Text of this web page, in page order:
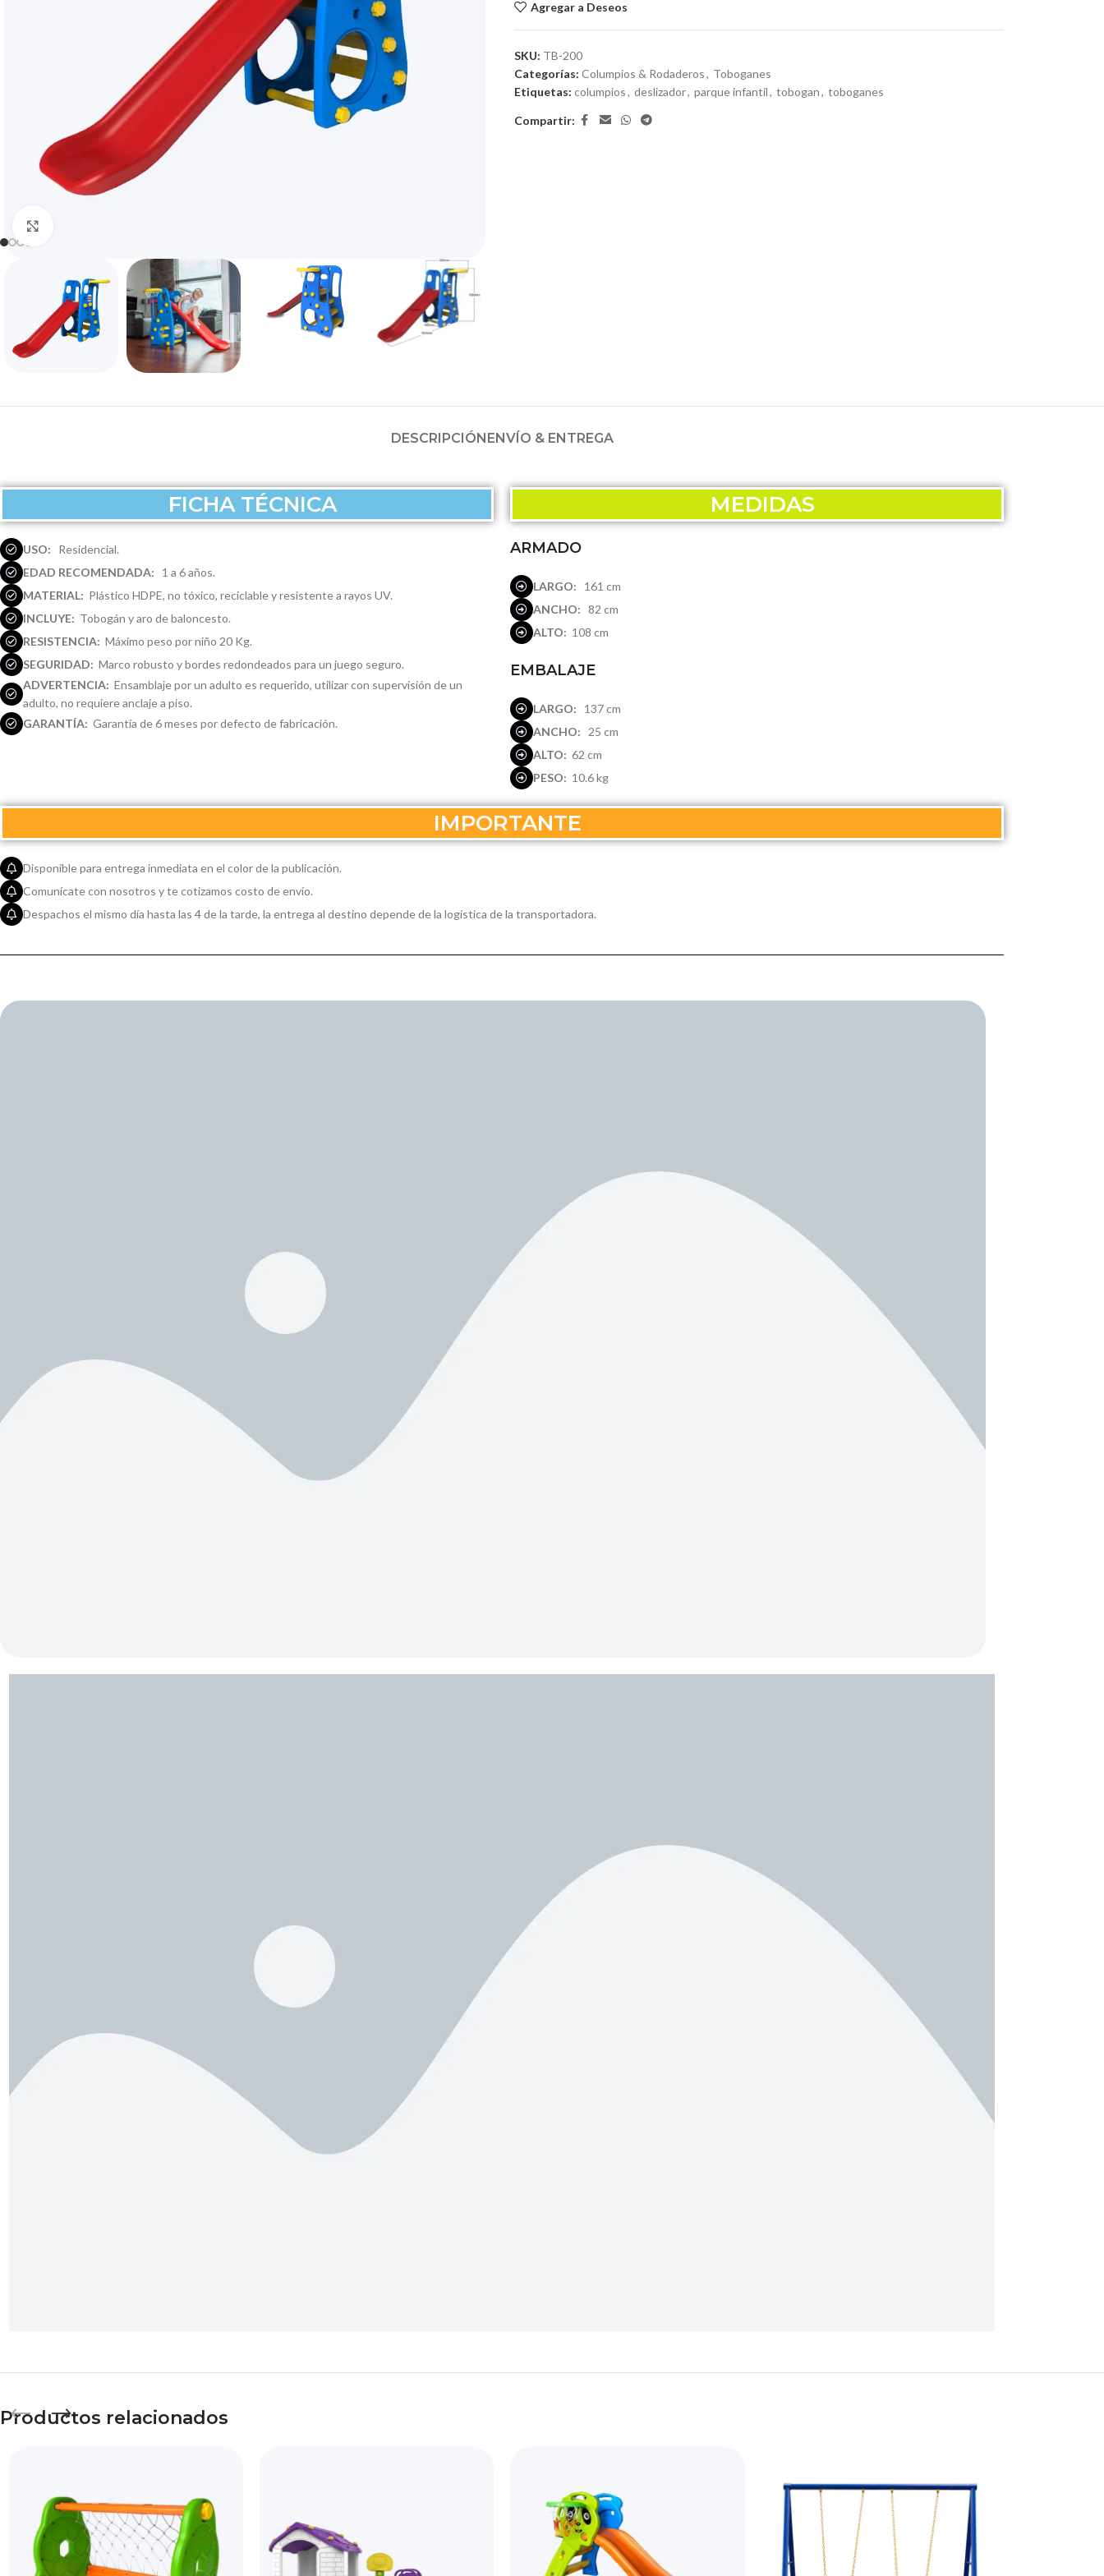
Agregar a Deseos
SKU: TB-200
Categorías: Columpios & Rodaderos, Toboganes
Etiquetas: columpios, deslizador, parque infantil, tobogan, toboganes
Compartir:
DESCRIPCIÓNENVÍO & ENTREGA
FICHA TÉCNICA
USO: Residencial.
EDAD RECOMENDADA: 1 a 6 años.
MATERIAL: Plástico HDPE, no tóxico, reciclable y resistente a rayos UV.
INCLUYE: Tobogán y aro de baloncesto.
RESISTENCIA: Máximo peso por niño 20 Kg.
SEGURIDAD: Marco robusto y bordes redondeados para un juego seguro.
ADVERTENCIA: Ensamblaje por un adulto es requerido, utilizar con supervisión de un
adulto, no requiere anclaje a piso.
GARANTÍA: Garantía de 6 meses por defecto de fabricación.
MEDIDAS
ARMADO
LARGO: 161 cm
ANCHO: 82 cm
ALTO: 108 cm
EMBALAJE
LARGO: 137 cm
ANCHO: 25 cm
ALTO: 62 cm
PESO: 10.6 kg
IMPORTANTE
Disponible para entrega inmediata en el color de la publicación.
Comunícate con nosotros y te cotizamos costo de envío.
Despachos el mismo día hasta las 4 de la tarde, la entrega al destino depende de la logística de la transportadora.
Productos relacionados